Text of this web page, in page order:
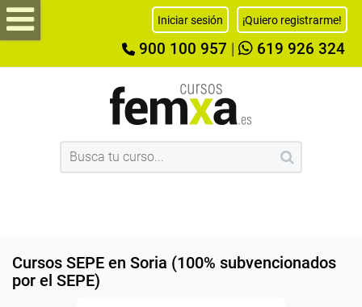
Iniciar sesión ¡Quiero registrarme!
900 100 957 619 926 324
Cursos SEPE en Soria (100% subvencionados
por el SEPE)